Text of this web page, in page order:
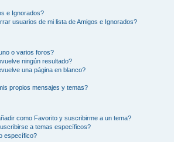
e Ignorados?
usuarios de mi lista de Amigos e Ignorados?
o varios foros?
ningún resultado?
una página en blanco?
propios mensajes y temas?
como Favorito y suscribirme a un tema?
a temas específicos?
específico?